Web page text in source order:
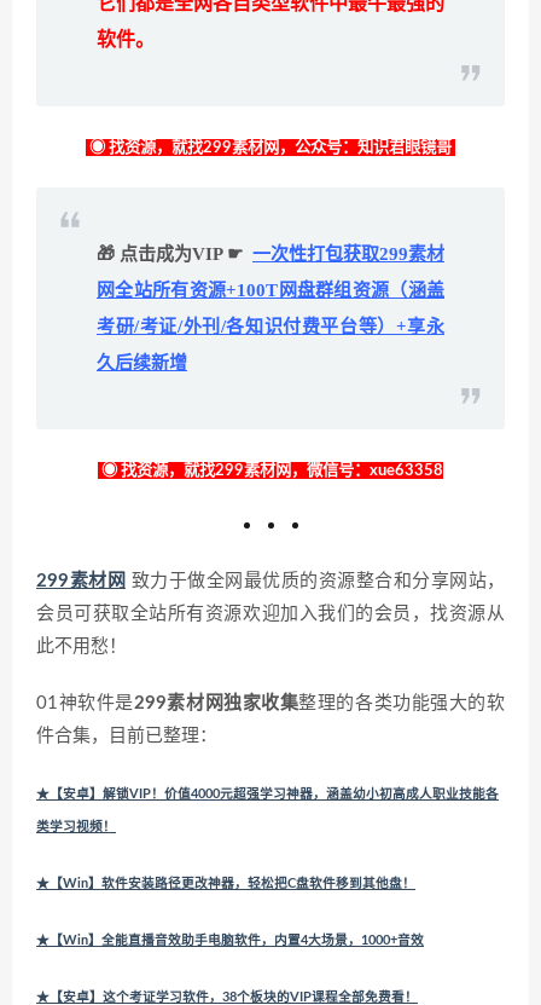
软件。
◉ 找资源，就找299素材网，公众号：知识君眼镜哥
🎁 点击成为VIP ☛ 一次性打包获取299素材
网全站所有资源+100T网盘群组资源（涵盖
考研/考证/外刊/各知识付费平台等）+享永
久后续新增
◉ 找资源，就找299素材网，微信号：xue63358
299素材网 致力于做全网最优质的资源整合和分享网站，
会员可获取全站所有资源欢迎加入我们的会员，找资源从
此不用愁！
01神软件是299素材网独家收集整理的各类功能强大的软
件合集，目前已整理：
★【安卓】解锁VIP！价值4000元超强学习神器，涵盖幼小初高成人职业技能各
类学习视频！
★【Win】软件安装路径更改神器，轻松把C盘软件移到其他盘！
★【Win】全能直播音效助手电脑软件，内置4大场景，1000+音效
★【安卓】这个考证学习软件，38个板块的VIP课程全部免费看！